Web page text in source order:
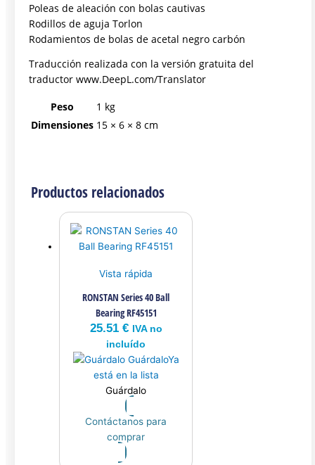
Poleas de aleación con bolas cautivas
Rodillos de aguja Torlon
Rodamientos de bolas de acetal negro carbón
Traducción realizada con la versión gratuita del
traductor www.DeepL.com/Translator
Peso
1 kg
Dimensiones 15 × 6 × 8 cm
Productos relacionados
Vista rápida
RONSTAN Series 40 Ball
Bearing RF45151
25.51 € IVA no
incluído
GuárdaloYa
está en la lista
Guárdalo
Contáctanos para
comprar